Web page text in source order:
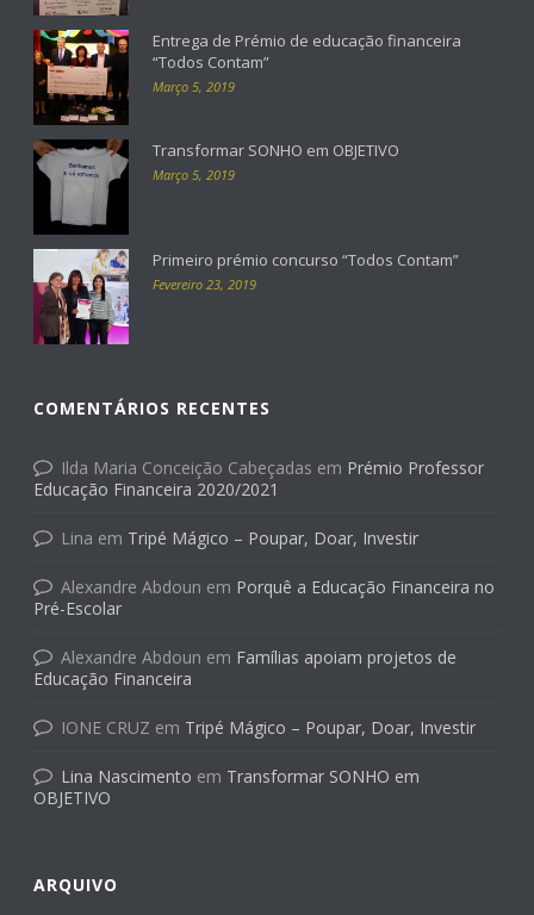
Entrega de Prémio de educação financeira
“Todos Contam”
Março 5, 2019
Transformar SONHO em OBJETIVO
Março 5, 2019
Primeiro prémio concurso “Todos Contam”
Fevereiro 23, 2019
COMENTÁRIOS RECENTES
Ilda Maria Conceição Cabeçadas em Prémio Professor
Educação Financeira 2020/2021
Lina em Tripé Mágico – Poupar, Doar, Investir
Alexandre Abdoun em Porquê a Educação Financeira no
Pré-Escolar
Alexandre Abdoun em Famílias apoiam projetos de
Educação Financeira
IONE CRUZ em Tripé Mágico – Poupar, Doar, Investir
Lina Nascimento em Transformar SONHO em
OBJETIVO
ARQUIVO